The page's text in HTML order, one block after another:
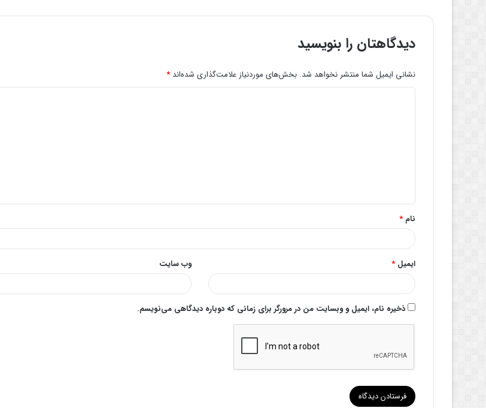
دیدگاهتان را بنویسید
نشانی ایمیل شما منتشر نخواهد شد. بخش‌های موردنیاز علامت‌گذاری شده‌اند *
*
نام *
ایمیل * وب‌ سایت
ذخیره نام، ایمیل و وبسایت من در مرورگر برای زمانی که دوباره دیدگاهی می‌نویسم.